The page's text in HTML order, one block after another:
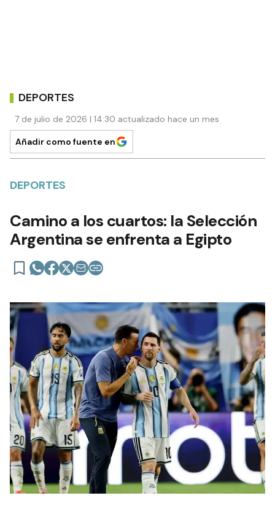
DEPORTES
7 de julio de 2026 | 14:30 actualizado hace un mes
Añadir como fuente en
DEPORTES
Camino a los cuartos: la Selección
Argentina se enfrenta a Egipto